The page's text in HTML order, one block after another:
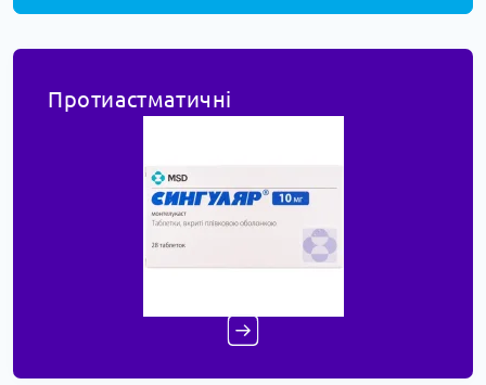
Протиастматичні